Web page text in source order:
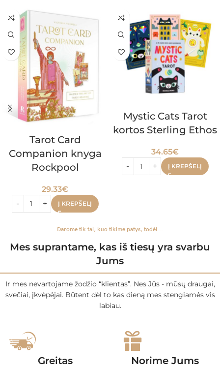
Tarot Card
Companion knyga
Rockpool
29.33€
Į KREPŠELĮ
Mystic Cats Tarot
kortos Sterling Ethos
34.65€
Į KREPŠELĮ
Darome tik tai, kuo tikime patys, todėl...
Mes suprantame, kas iš tiesų yra svarbu
Jums
Ir mes nevartojame žodžio “klientas”. Nes Jūs - mūsų draugai,
svečiai, įkvėpėjai. Būtent dėl to kas dieną mes stengiamės vis
labiau.
Greitas
Norime Jums